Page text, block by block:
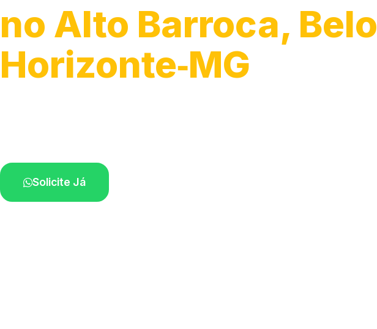
no Alto Barroca, Belo
Horizonte‑MG
Solicite Já